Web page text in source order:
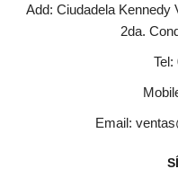
Add: Ciudadela Kennedy
2da.
Tel:
Email: